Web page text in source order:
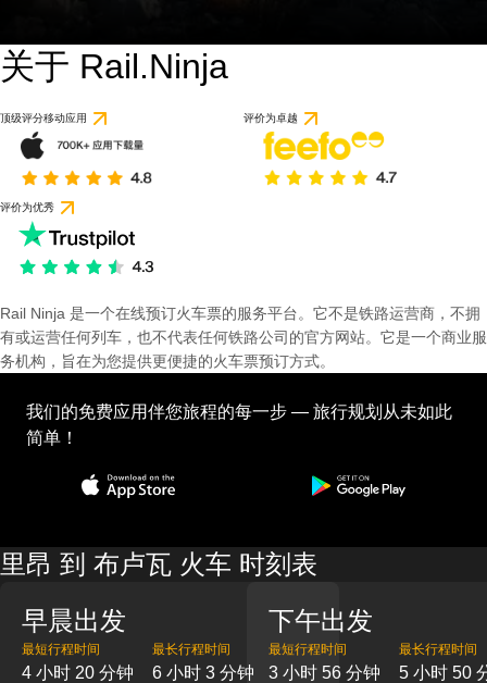
关于 Rail.Ninja
顶级评分移动应用 评价为卓越
评价为优秀
Rail Ninja 是一个在线预订火车票的服务平台。它不是铁路运营商，不拥
有或运营任何列车，也不代表任何铁路公司的官方网站。它是一个商业服
务机构，旨在为您提供更便捷的火车票预订方式。
我们的免费应用伴您旅程的每一步 — 旅行规划从未如此
简单！
里昂 到 布卢瓦 火车 时刻表
早晨出发
最短行程时间
4 小时 20 分钟
最长行程时间
6 小时 3 分钟
下午出发
最短行程时间
3 小时 56 分钟
最长行程时间
5 小时 50